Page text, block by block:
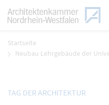
Zum Menü
Startseite
Neubau Lehrgebäude der
TAG DER ARCHITEKTUR